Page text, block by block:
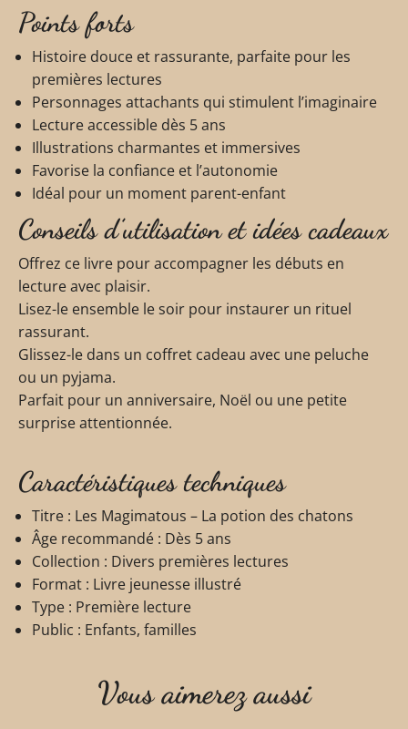
Points forts
Histoire douce et rassurante, parfaite pour les
premières lectures
Personnages attachants qui stimulent l’imaginaire
Lecture accessible dès 5 ans
Illustrations charmantes et immersives
Favorise la confiance et l’autonomie
Idéal pour un moment parent-enfant
Conseils d’utilisation et idées cadeaux
Offrez ce livre pour accompagner les débuts en
lecture avec plaisir.
Lisez-le ensemble le soir pour instaurer un rituel
rassurant.
Glissez-le dans un coffret cadeau avec une peluche
ou un pyjama.
Parfait pour un anniversaire, Noël ou une petite
surprise attentionnée.
Caractéristiques techniques
Titre : Les Magimatous – La potion des chatons
Âge recommandé : Dès 5 ans
Collection : Divers premières lectures
Format : Livre jeunesse illustré
Type : Première lecture
Public : Enfants, familles
Vous aimerez aussi